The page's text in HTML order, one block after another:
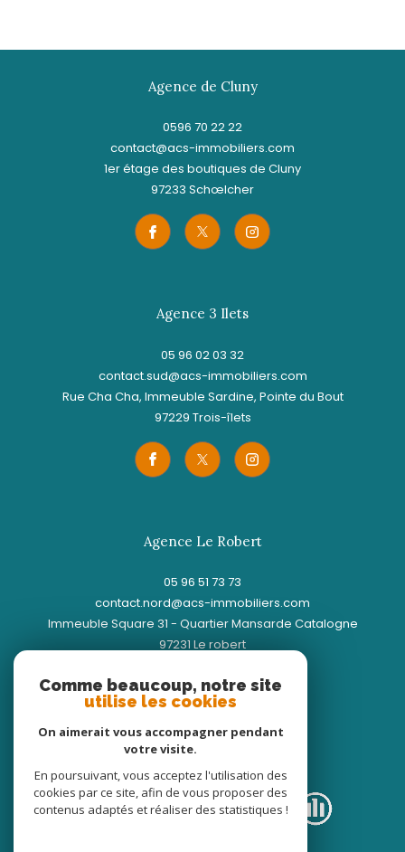
Agence de Cluny
0596 70 22 22
contact@acs-immobiliers.com
1er étage des boutiques de Cluny
97233
schœlcher
Agence 3 Ilets
05 96 02 03 32
contact.sud@acs-immobiliers.com
Rue Cha Cha, Immeuble Sardine, Pointe du Bout
97229 trois-îlets
Agence Le Robert
05 96 51 73 73
contact.nord@acs-immobiliers.com
Immeuble Square 31 - Quartier Mansarde Catalogne
97231 le robert
Adhérents
Comme beaucoup, notre site
utilise les cookies
On aimerait vous accompagner pendant
votre visite.
En poursuivant, vous acceptez l'utilisation des
cookies par ce site, afin de vous proposer des
contenus adaptés et réaliser des statistiques !